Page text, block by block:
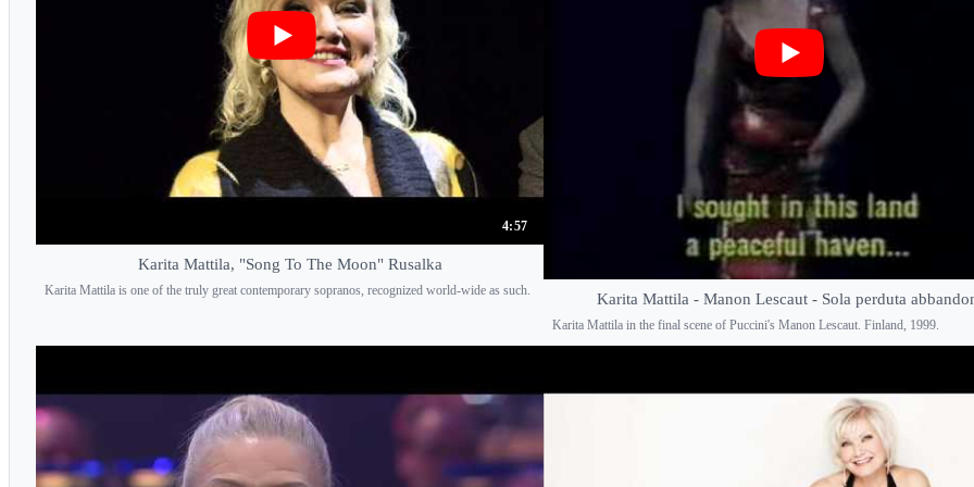
4:57
Karita Mattila, "Song To The Moon" Rusalka
Karita Mattila is one of the truly great contemporary sopranos, recognized world-wide as such. Karita Mattila - Manon Lescaut - Sola perduta
Karita Mattila in the final scene of Puccini's Manon Lescaut. Finland, 1999.